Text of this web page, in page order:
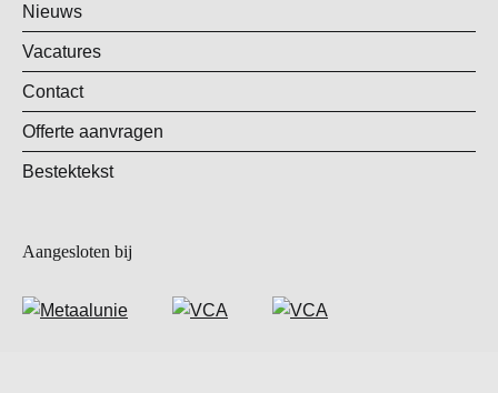
Nieuws
Vacatures
Contact
Offerte aanvragen
Bestektekst
Aangesloten bij